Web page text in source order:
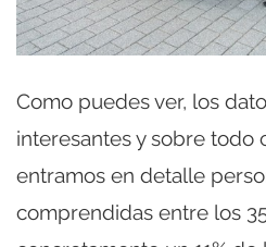
Como puedes ver, los
interesantes y sobre todo
entramos en detalle
comprendidas entre los